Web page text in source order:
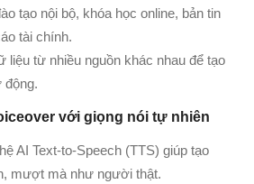
tạo nội bộ, khóa học online, bản tin
tài chính.
liệu từ nhiều nguồn khác nhau để tạo
động.
với giọng nói tự nhiên
AI Text-to-Speech (TTS) giúp tạo
mượt mà như người thật.